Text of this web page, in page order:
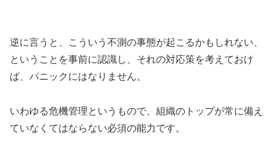
逆に言うと、こういう不測の事態が起こるかもしれない、
ということを事前に認識し、それの対応策を考えておけ
ば、パニックにはなりません。
いわゆる危機管理というもので、組織のトップが常に備え
ていなくてはならない必須の能力です。